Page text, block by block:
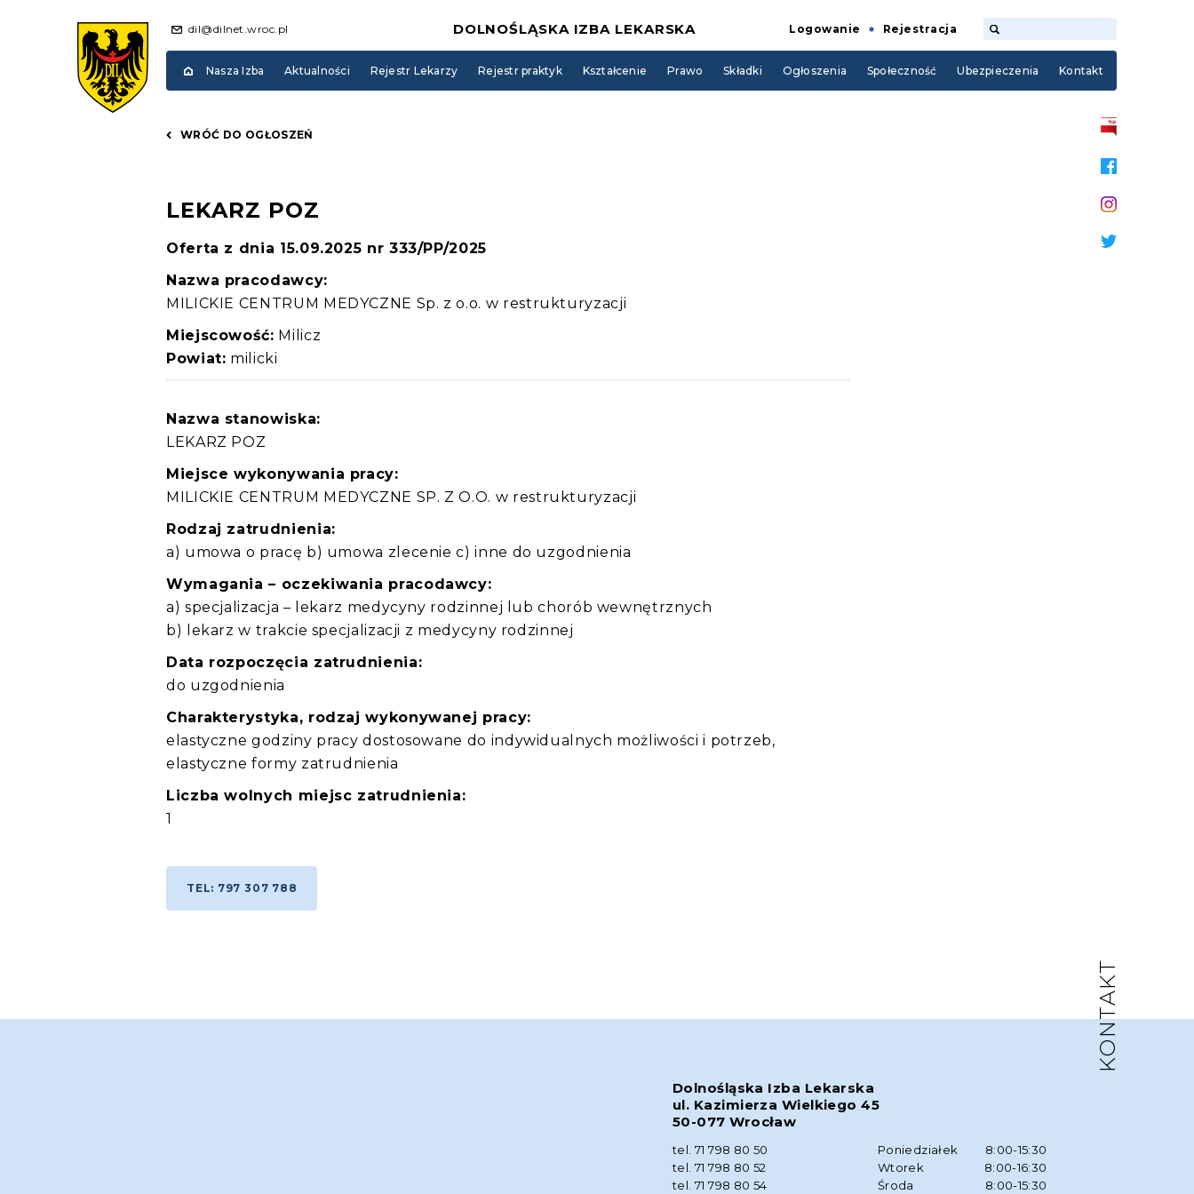
dil@dilnet.wroc.pl DOLNOŚLĄSKA IZBA LEKARSKA Logowanie Rejestracja
Nasza Izba Aktualności Rejestr Lekarzy Rejestr praktyk Kształcenie Prawo Składki Ogłoszenia Społeczność Ubezpieczenia Kontakt
WRÓĆ DO OGŁOSZEŃ
LEKARZ POZ
Oferta z dnia 15.09.2025 nr 333/PP/2025
Nazwa pracodawcy:
MILICKIE CENTRUM MEDYCZNE Sp. z o.o. w restrukturyzacji
Miejscowość: Milicz
Powiat: milicki
Nazwa stanowiska:
LEKARZ POZ
Miejsce wykonywania pracy:
MILICKIE CENTRUM MEDYCZNE SP. Z O.O. w restrukturyzacji
Rodzaj zatrudnienia:
a) umowa o pracę b) umowa zlecenie c) inne do uzgodnienia
Wymagania – oczekiwania pracodawcy:
a) specjalizacja – lekarz medycyny rodzinnej lub chorób wewnętrznych
b) lekarz w trakcie specjalizacji z medycyny rodzinnej
Data rozpoczęcia zatrudnienia:
do uzgodnienia
Charakterystyka, rodzaj wykonywanej pracy:
elastyczne godziny pracy dostosowane do indywidualnych możliwości i potrzeb,
elastyczne formy zatrudnienia
Liczba wolnych miejsc zatrudnienia:
1
TEL: 797 307 788
KONTAKT
Dolnośląska Izba Lekarska
ul. Kazimierza Wielkiego 45
50-077 Wrocław
tel. 71 798 80 50
tel. 71 798 80 52
tel. 71 798 80 54
Poniedziałek
8:00-15:30
Wtorek
8:00-16:30
Środa
8:00-15:30